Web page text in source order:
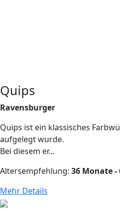
Quips
Ravensburger
Quips ist ein klassisches
aufgelegt wurde.
Bei diesem er...
Altersempfehlung: 36 Monate -
Mehr Details